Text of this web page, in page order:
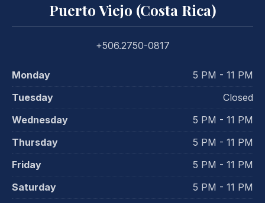
Puerto Viejo (Costa Rica)
+506.2750-0817
Monday
5 PM - 11 PM
Tuesday
Closed
Wednesday
5 PM - 11 PM
Thursday
5 PM - 11 PM
Friday
5 PM - 11 PM
Saturday
5 PM - 11 PM